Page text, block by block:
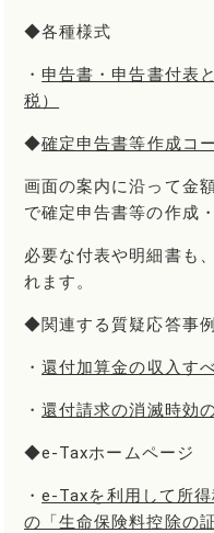
◆各種様式
・ 申告書・申告書付表
税）
◆確定申告書等作成コ
画面の案内に沿って金
で確定申告書等の作成
必要な付表や明細書も
れます。
◆関連する質疑応答事例
・還付加算金の収入す
・還付請求の消滅時効
◆e-Taxホームページ
・e-Taxを利用して所
の「生命保険料控除の